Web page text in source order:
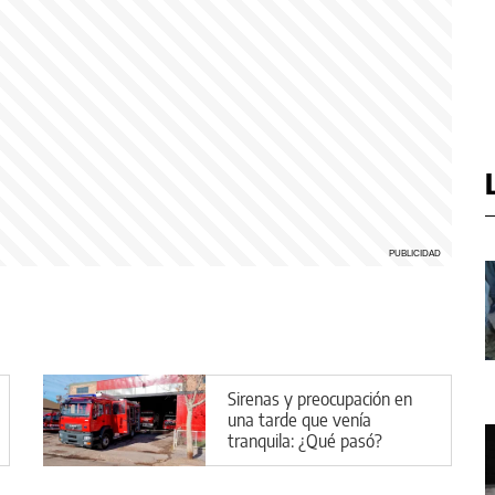
Sirenas y preocupación en
una tarde que venía
tranquila: ¿Qué pasó?